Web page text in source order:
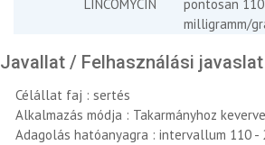
LINCOMYCIN
pontosan 110
milligramm/
Javallat / Felhasználási javaslat
Célállat faj : sertés
Alkalmazás módja : Takarmányhoz keverve
Adagolás hatóanyagra : intervallum 110 -